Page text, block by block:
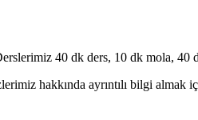
40 dk ders, 10 dk mola, 40
hakkında ayrıntılı bilgi almak